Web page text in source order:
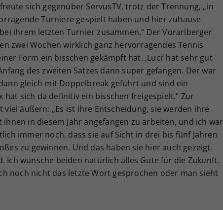
sich gegenüber ServusTV, trotz der Trennung, „in
Turniere gespielt haben und hier zuhause
ihrem letzten Turnier zusammen.“ Der Vorarlberger
zwei Wochen wirklich ganz hervorragendes Tennis
Form ein bisschen gekämpft hat. ‚Luci’ hat sehr gut
des zweiten Satzes dann super gefangen. Der war
gleich mit Doppelbreak geführt und sind ein
hat sich da definitiv ein bisschen freigespielt.“ Zur
äußern: „Es ist ihre Entscheidung, sie werden ihre
in diesem Jahr angefangen zu arbeiten, und ich war
immer noch, dass sie auf Sicht in drei bis fünf Jahren
zu gewinnen. Und das haben sie hier auch gezeigt.
Ich wünsche beiden natürlich alles Gute für die Zukunft.
noch nicht das letzte Wort gesprochen oder man sieht